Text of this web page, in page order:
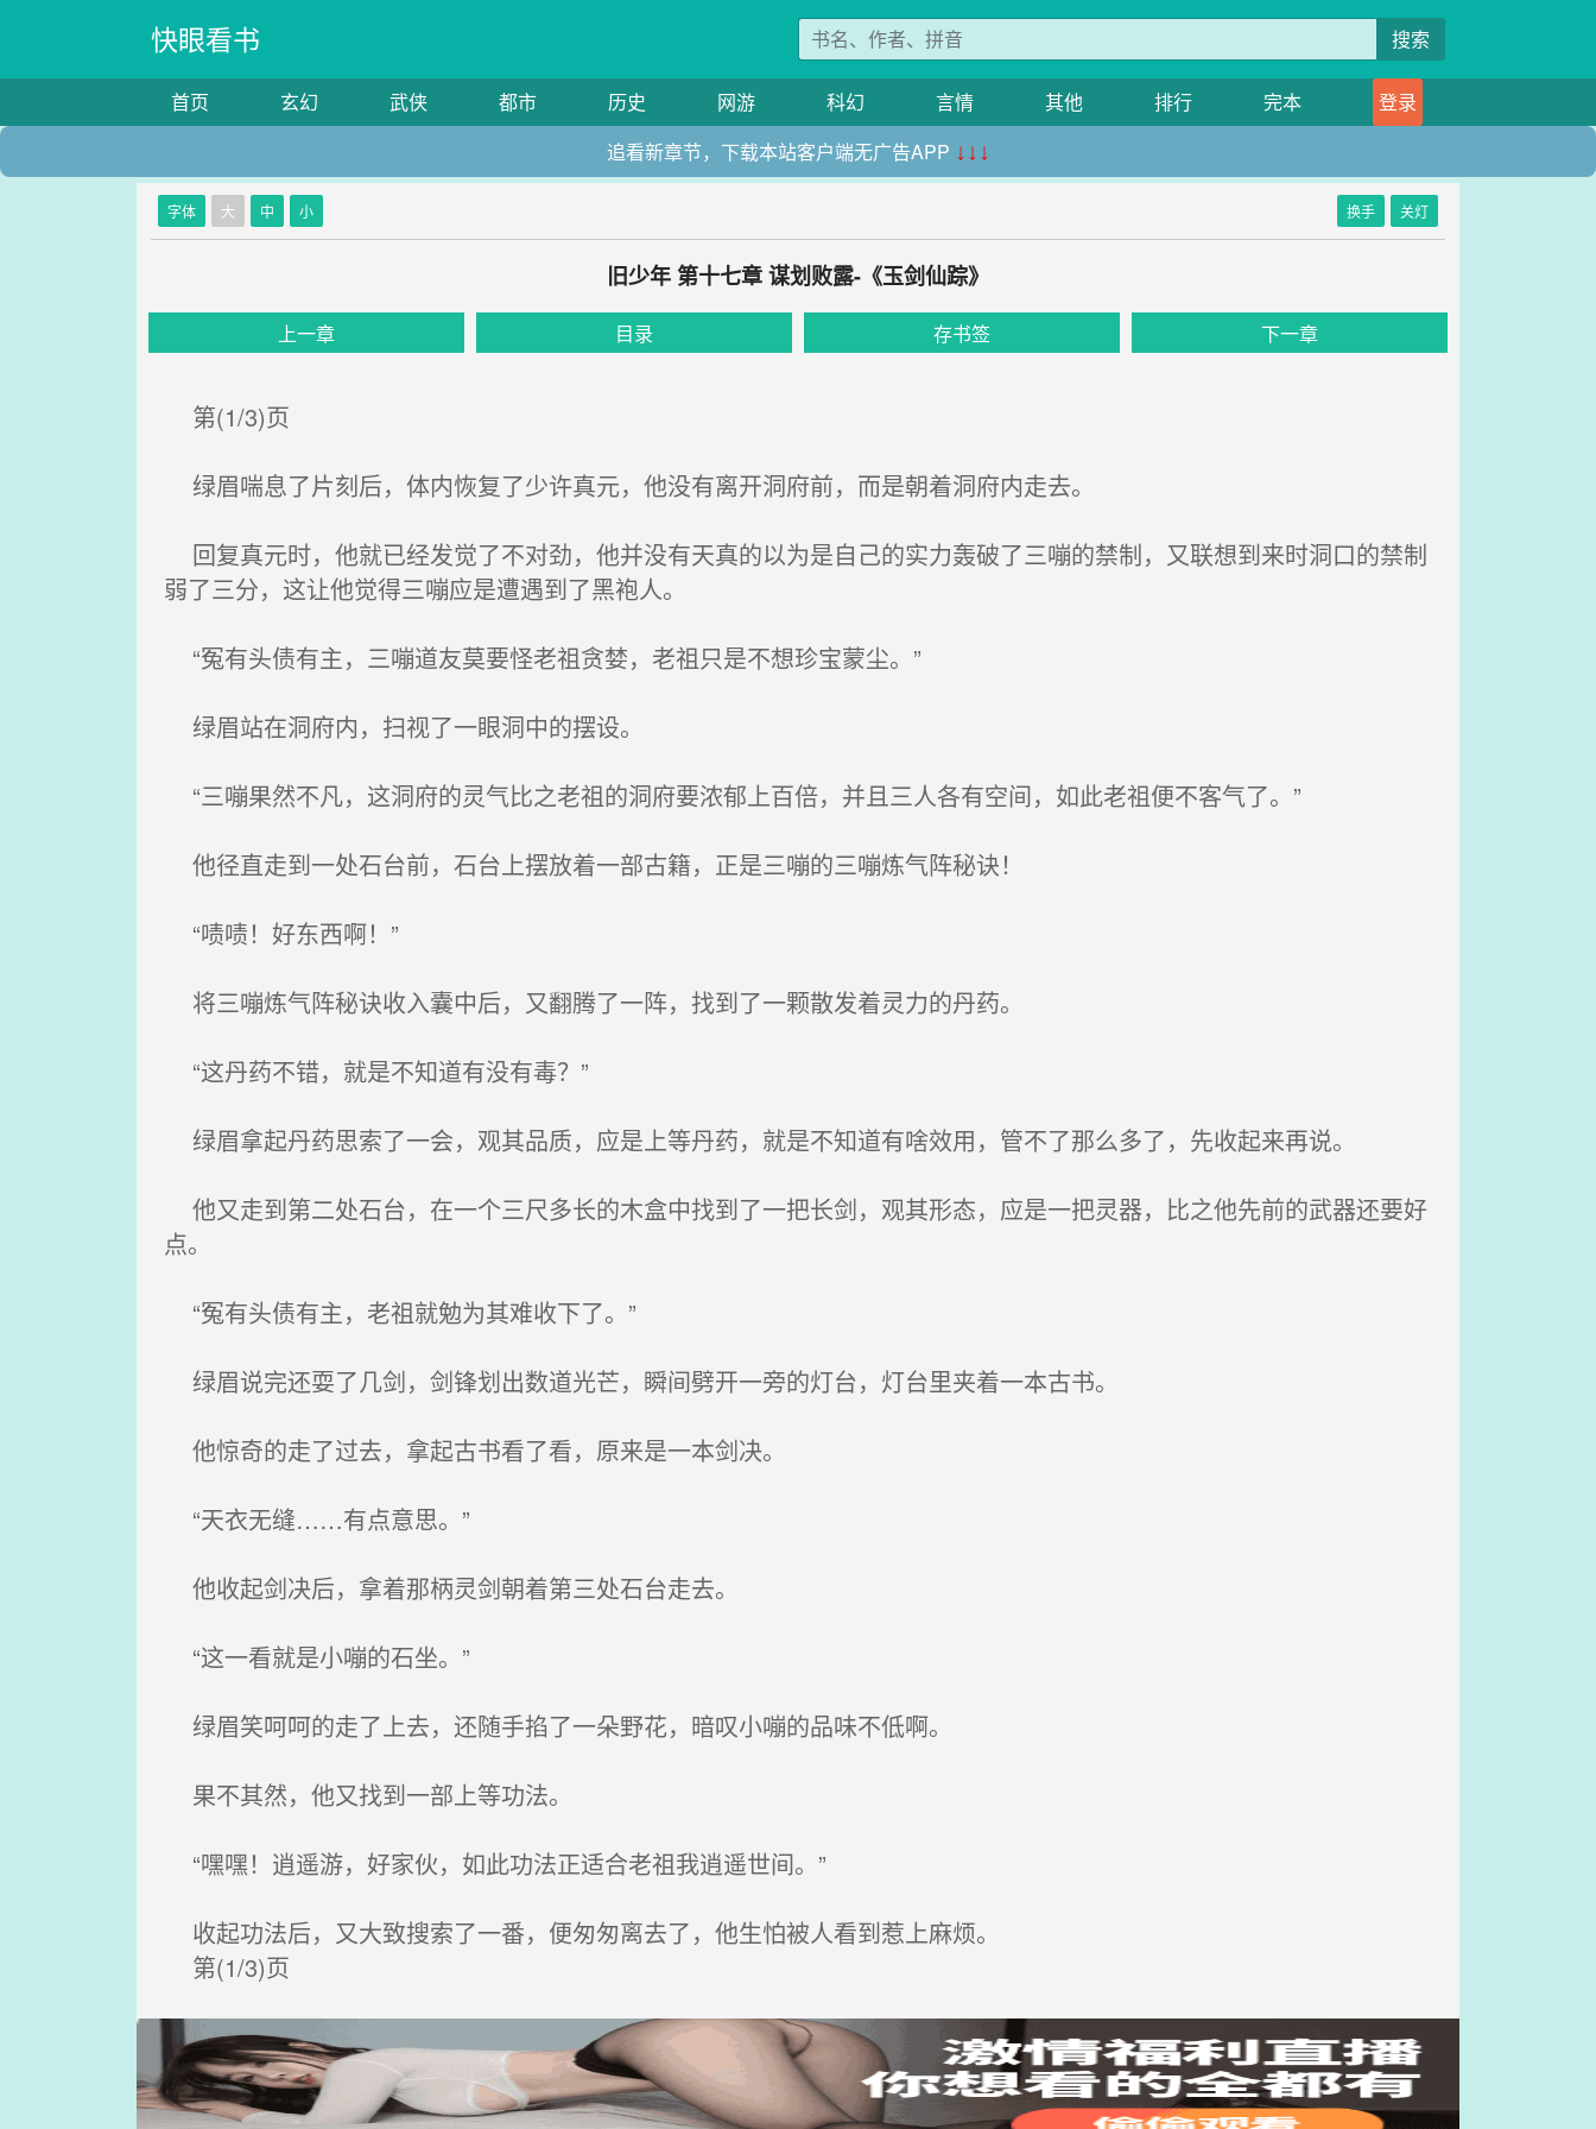
快眼看书 搜索
首页 玄幻 武侠 都市 历史 网游 科幻 言情 其他 排行 完本
登录
追看新章节，下载本站客户端无广告APP ↓↓↓
字体 大 中 小 换手 关灯
旧少年 第十七章 谋划败露-《玉剑仙踪》
上一章 目录 存书签 下一章
第(1/3)页
绿眉喘息了片刻后，体内恢复了少许真元，他没有离开洞府前，而是朝着洞府内走去。
回复真元时，他就已经发觉了不对劲，他并没有天真的以为是自己的实力轰破了三嘣的禁制，又联想到来时洞口的禁制
弱了三分，这让他觉得三嘣应是遭遇到了黑袍人。
“冤有头债有主，三嘣道友莫要怪老祖贪婪，老祖只是不想珍宝蒙尘。”
绿眉站在洞府内，扫视了一眼洞中的摆设。
“三嘣果然不凡，这洞府的灵气比之老祖的洞府要浓郁上百倍，并且三人各有空间，如此老祖便不客气了。”
他径直走到一处石台前，石台上摆放着一部古籍，正是三嘣的三嘣炼气阵秘诀！
“啧啧！好东西啊！”
将三嘣炼气阵秘诀收入囊中后，又翻腾了一阵，找到了一颗散发着灵力的丹药。
“这丹药不错，就是不知道有没有毒？”
绿眉拿起丹药思索了一会，观其品质，应是上等丹药，就是不知道有啥效用，管不了那么多了，先收起来再说。
他又走到第二处石台，在一个三尺多长的木盒中找到了一把长剑，观其形态，应是一把灵器，比之他先前的武器还要好
点。
“冤有头债有主，老祖就勉为其难收下了。”
绿眉说完还耍了几剑，剑锋划出数道光芒，瞬间劈开一旁的灯台，灯台里夹着一本古书。
他惊奇的走了过去，拿起古书看了看，原来是一本剑决。
“天衣无缝……有点意思。”
他收起剑决后，拿着那柄灵剑朝着第三处石台走去。
“这一看就是小嘣的石坐。”
绿眉笑呵呵的走了上去，还随手掐了一朵野花，暗叹小嘣的品味不低啊。
果不其然，他又找到一部上等功法。
“嘿嘿！逍遥游，好家伙，如此功法正适合老祖我逍遥世间。”
收起功法后，又大致搜索了一番，便匆匆离去了，他生怕被人看到惹上麻烦。
第(1/3)页